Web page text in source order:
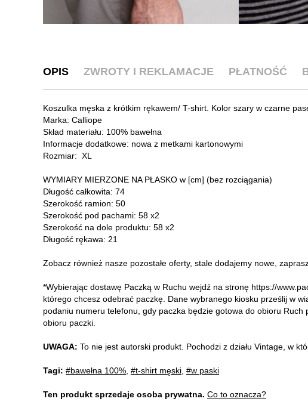
OPIS ZWROTY I REKLAMACJE PŁATNOŚĆ
Koszulka męska z krótkim rękawem/ T-shirt. Kolor szary w czarne
Marka: Calliope
Skład materiału: 100% bawełna
Informacje dodatkowe: nowa z metkami kartonowymi
Rozmiar: XL
WYMIARY MIERZONE NA PŁASKO w [cm] (bez rozciągania)
Długość całkowita: 74
Szerokość ramion: 50
Szerokość pod pachami: 58 x2
Szerokość na dole produktu: 58 x2
Długość rękawa: 21
Zobacz również nasze pozostałe oferty, stale dodajemy nowe,
*Wybierając dostawę Paczką w Ruchu wejdź na stronę https://
którego chcesz odebrać paczkę. Dane wybranego kiosku prześlij w
podaniu numeru telefonu, gdy paczka będzie gotowa do obioru Ruch
obioru paczki.
UWAGA: To nie jest autorski produkt. Pochodzi z działu Vintage, w
Tagi: #bawełna 100% #t-shirt męski #w paski
Ten produkt sprzedaje osoba prywatna. Co to oznacza?